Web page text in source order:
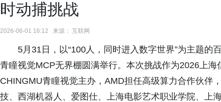
时动捕挑战
2026-06-01 16:12 来源： 互联网
5月31日，以“100人，同时进入数字世界”为主题
青瞳视觉MCP无界棚圆满举行。本次挑战作为2026上
CHINGMU青瞳视觉主办，AMD担任高级算力合作伙伴
技、西湖机器人、爱图仕、上海电影艺术职业学院、上